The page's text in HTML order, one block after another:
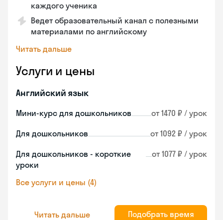
каждого ученика
Ведет образовательный канал с полезными
материалами по английскому
Читать дальше
Услуги и цены
Английский язык
Мини-курс для дошкольников от 1470 ₽ / урок
Для дошкольников от 1092 ₽ / урок
Для дошкольников - короткие
уроки
от 1077 ₽ / урок
Все услуги и цены (4)
Читать дальше Подобрать время